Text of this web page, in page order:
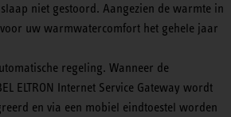
niet gestoord. Aangezien de warmte in
uw warmwatercomfort het gehele jaar
regeling. Wanneer de
ELTRON Internet Service Gateway wordt
en via een mobiel eindtoestel worden